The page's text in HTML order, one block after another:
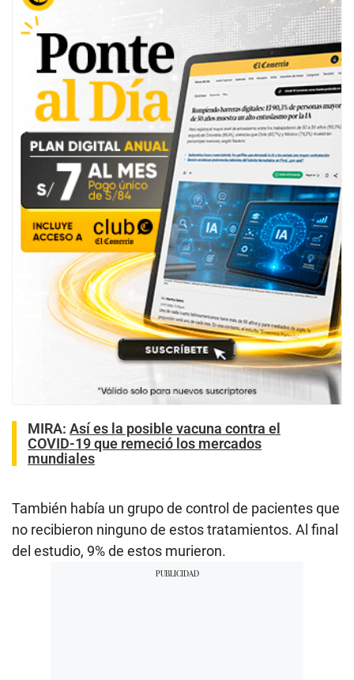
MIRA: Así es la posible vacuna contra el
COVID-19 que remeció los mercados
mundiales
También había un grupo de control de pacientes que
no recibieron ninguno de estos tratamientos. Al final
del estudio, 9% de estos murieron.